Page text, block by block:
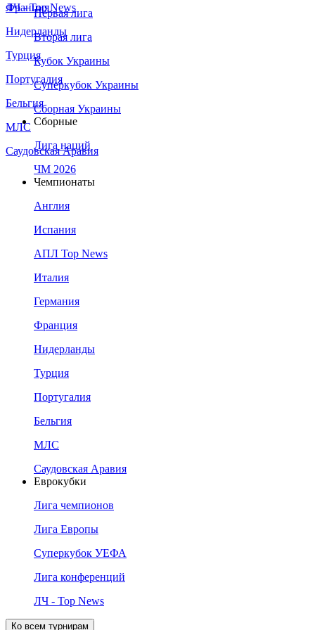
Франция
Нидерланды
Турция
Португалия
Бельгия
МЛС
Саудовская Аравия
ЛЧ - Top News
Первая лига
Вторая лига
Кубок Украины
Суперкубок Украины
Сборная Украины
Сборные
Лига наций
ЧМ 2026
Чемпионаты
Англия
Испания
АПЛ Top News
Италия
Германия
Франция
Нидерланды
Турция
Португалия
Бельгия
МЛС
Саудовская Аравия
Еврокубки
Лига чемпионов
Лига Европы
Суперкубок УЕФА
Лига конференций
ЛЧ - Top News
Ко всем турнирам